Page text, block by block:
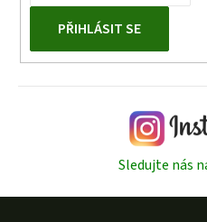
PŘIHLÁSIT SE
Sledujte nás